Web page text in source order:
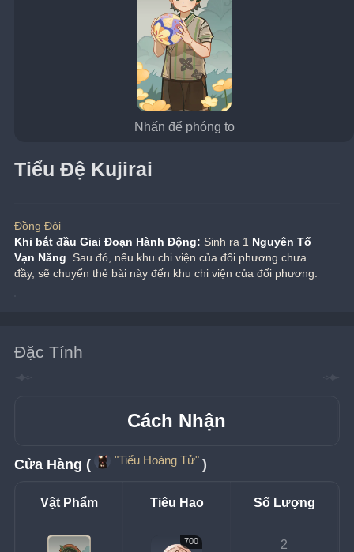
Nhấn để phóng to
Tiểu Đệ Kujirai
Đồng Đội
Khi bắt đầu Giai Đoạn Hành Động: Sinh ra 1 Nguyên Tố
Vạn Năng . Sau đó, nếu khu chi viện của đối phương chưa
đầy, sẽ chuyển thẻ bài này đến khu chi viện của đối phương.
Đặc Tính
Cách Nhận
Cửa Hàng ( "Tiểu Hoàng Tử" )
Vật Phẩm Tiêu Hao Số Lượng
700 2